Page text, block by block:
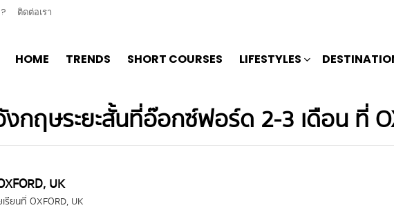
ติดต่อเรา
HOME TRENDS SHORT COURSES LIFESTYLES
กฤษระยะสั้นที่อ๊อกซ์ฟอร์ด 2-3 เดือน ที่
UK
รียนที่ OXFORD, UK